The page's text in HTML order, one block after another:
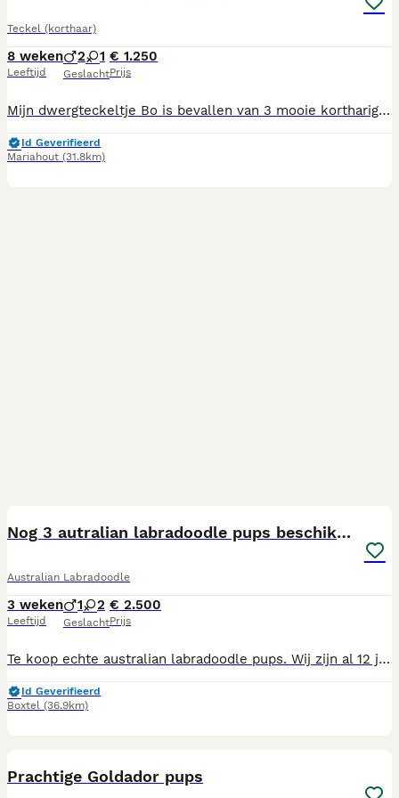
Teckel (korthaar)
8 weken
Leeftijd
2 1
Geslacht
€ 1.250
Prijs
Mijn dwergteckeltje Bo is bevallen van 3 mooie kortharige dwergteckel puppy’s. Ze zijn ontwormd, gechipt, geënt, hebben een Europees dierenpaspoort en zijn gezond verklaard door de dierenarts. Ze leren omgaan met verschillende geluiden en omgevingen, worden veel geknuffeld en gesocialiseerd met andere honden. Moeder is ook aanwezig. Ze hebben verschillende kleurtjes en onderstaande pupjes zijn nog beschikbaar: Reu merle grijs —> geplaatst Reu black & Tan —> geplaatst Teef black & tan Heb je interesse in een van deze schatjes neem contact op met 0642383290.
Id Geverifieerd
Mariahout (31.8km)
Nog 3 autralian labradoodle pups beschikbaar
Australian Labradoodle
3 weken
Leeftijd
1 2
Geslacht
€ 2.500
Prijs
Te koop echte australian labradoodle pups. Wij zijn al 12 jaar fokker van dit prachtige ras en doen dit naast ons eigen werk. We zijn geen grote fokker en bij ons gaan ook de honden die klaar zijn met het fokprogramma niet weg. Momenteel hebben we een nestje van 5 pups. 2 zijn er al gereserveerd. De pups die over zijn, zijn te zien op de foto's. Ze groeien op midden in de huiskamer en soms gaan ze lekker de achtertuin in. Met onze kinderen krijgen ze super veel aandacht en liefde en zullen ze straks als een hele sociale hond vertrekken. Al onze honden zijn getest en vertrekken met paspoort, chip, 1 vaccinatie en zijn natuurlijk ontwormt naar hun nieuwe eigenaar De honden zullen een kleine medium worden met een schofthoogte van 40 cm, ze hebben een wavy fleecevacht en absoluut geen krul vacht. Voor meer informatie zie onze website www.wannahavedoodles.nl
Id Geverifieerd
Boxtel (36.9km)
Prachtige Goldador pups